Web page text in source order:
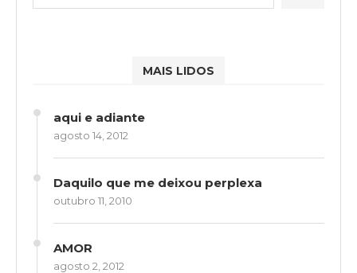
MAIS LIDOS
aqui e adiante
agosto 14, 2012
Daquilo que me deixou perplexa
outubro 11, 2010
AMOR
agosto 2, 2012